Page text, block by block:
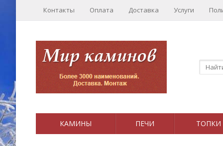
Контакты Оплата Доставка Услуги
КАМИНЫ ПЕЧИ ТОПКИ